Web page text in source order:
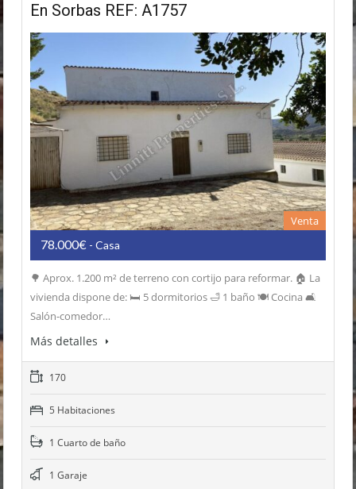
En Sorbas REF: A1757
Venta
78.000€ - Casa
🌳 Aprox. 1.200 m² de terreno con cortijo para reformar. 🏠 La
vivienda dispone de: 🛏️ 5 dormitorios 🛁 1 baño 🍽️ Cocina 🛋️
Salón-comedor…
Más detalles
170
5 Habitaciones
1 Cuarto de baño
1 Garaje